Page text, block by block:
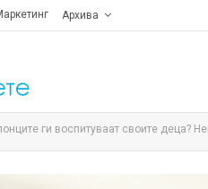
Архива
ги воспитуваат своите деца?